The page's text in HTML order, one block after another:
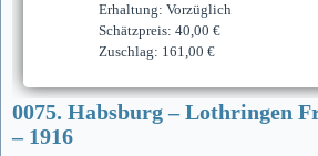
Erhaltung: Vorzüglich
Schätzpreis: 40,00 €
Zuschlag: 161,00 €
0075. Habsburg – Lothringen
– 1916